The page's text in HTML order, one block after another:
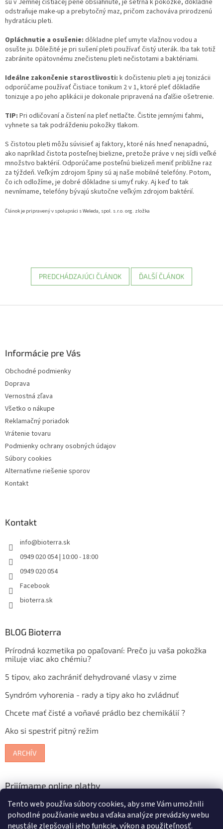
Tento web používa súbory cookies, aby sme Vám umožnili
pohodlné používanie webu a vďaka analýze prevádzky webu
neustále zlepšovali jeho funkcie, výkon a použiteľnosť.
odstraňuje make-up a prebytočný maz, pričom zachováva prirodzenú
hydratáciu pleti.
Opláchnutie a osušenie: dôkladne pleť umyte vlažnou vodou a
osušte ju. Dôležité je pri sušení pleti používať čistý uterák. Iba tak totiž
zabránite opätovnému znečistenu pleti nečistotami a baktériami.
Ideálne zakončenie starostlivosti: k dočisteniu pleti a jej tonizácii
odporúčame používať Čistiace tonikum 2 v 1, ktoré pleť dôkladňe
tonizuje a po jeho aplikácii je dokonale pripravená na ďalšie ošetrenie.
TIP: Pri odličovaní a čistení na pleť netlačte. Čistite jemnými ťahmi,
vyhnete sa tak podráždeniu pokožky tlakom.
S čistotou pleti môžu súvisieť aj faktory, ktoré nás hneď nenapadnú,
ako napríklad čistota posteľnej bielizne, pretože práve v nej sídli veľké
množstvo baktérií. Odporúčame posteľnú bielizeň meniť približne raz
za týždeň. Veľkým zdrojom špiny sú aj naše mobilné telefóny. Potom,
čo ich odložíme, je dobré dôkladne si umyť ruky. Aj keď to tak
nevnímame, telefóny bývajú skutočne veľkým zdrojom baktérií.
Článok je pripravený v spolupráci s Weleda, spol. s.r.o. org. zložka
PREDCHÁDZAJÚCI ČLÁNOK ĎALŠÍ ČLÁNOK
Informácie pre Vás
Obchodné podmienky
Doprava
Vernostná zľava
Všetko o nákupe
Reklamačný poriadok
Vrátenie tovaru
Podmienky ochrany osobných údajov
Súbory cookies
Alternatívne riešenie sporov
Kontakt
Kontakt
info@bioterra.sk
0949 020 054 | 10:00 - 18:00
0949 020 054
Facebook
bioterra.sk
BLOG Bioterra
Prírodná kozmetika po opaľovaní: Prečo ju vaša pokožka
miluje viac ako chémiu?
5 tipov, ako zachrániť dehydrované vlasy v zime
Syndróm vyhorenia - rady a tipy ako ho zvládnuť
Chcete mať čisté a voňavé prádlo bez chemikálií ?
Ako si spestriť pitný režim
ARCHÍV
Prijímame online platby